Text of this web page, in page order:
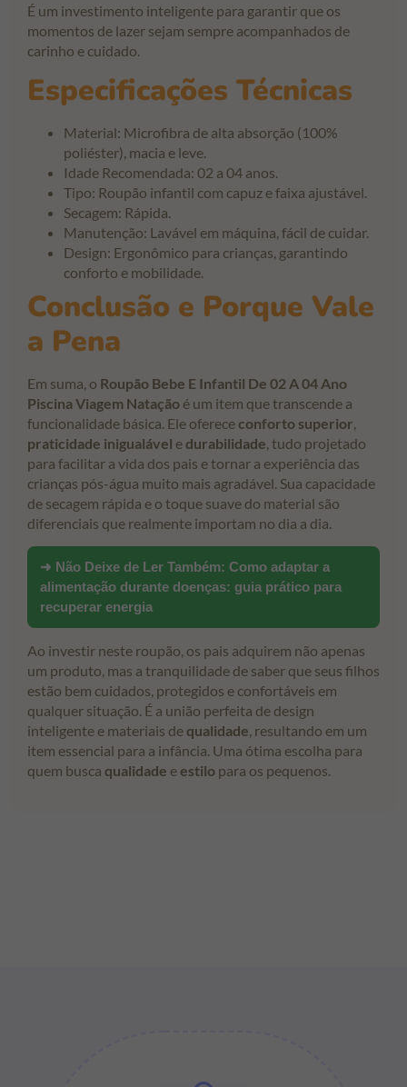
É um investimento inteligente para garantir que os
momentos de lazer sejam sempre acompanhados de
carinho e cuidado.
Especificações Técnicas
Material: Microfibra de alta absorção (100%
poliéster), macia e leve.
Idade Recomendada: 02 a 04 anos.
Tipo: Roupão infantil com capuz e faixa ajustável.
Secagem: Rápida.
Manutenção: Lavável em máquina, fácil de cuidar.
Design: Ergonômico para crianças, garantindo
conforto e mobilidade.
Conclusão e Porque Vale
a Pena
Em suma, o Roupão Bebe E Infantil De 02 A 04 Ano
Piscina Viagem Natação é um item que transcende a
funcionalidade básica. Ele oferececonforto superior,
praticidade inigualável edurabilidade, tudo projetado
para facilitar a vida dos pais e tornar a experiência das
crianças pós-água muito mais agradável. Sua capacidade
de secagem rápida e o toque suave do material são
diferenciais que realmente importam no dia a dia.
➜ Não Deixe de Ler Também: Como adaptar a
alimentação durante doenças: guia prático para
recuperar energia
Ao investir neste roupão, os pais adquirem não apenas
um produto, mas a tranquilidade de saber que seus filhos
estão bem cuidados, protegidos e confortáveis em
qualquer situação. É a união perfeita de design
inteligente e materiais dequalidade, resultando em um
item essencial para a infância. Uma ótima escolha para
quem busca qualidade eestilo para os pequenos.